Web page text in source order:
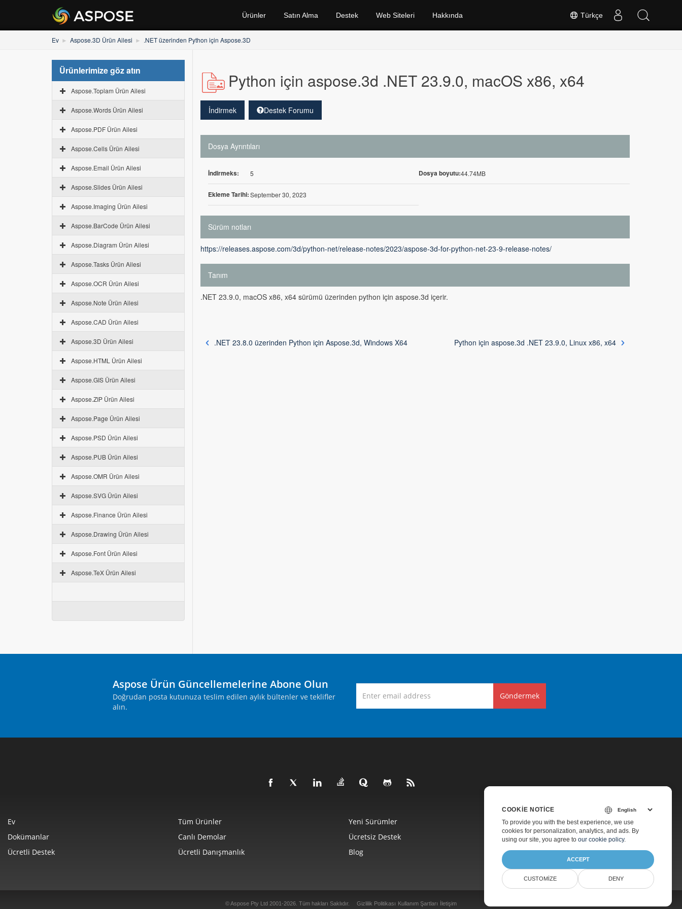
Türkçe
Ürünler Satın Alma Destek Web Siteleri Hakkında
Ev Aspose.3D Ürün Ailesi .NET üzerinden Python için Aspose.3D
Ürünlerimize göz atın
Aspose.Toplam Ürün Ailesi
Aspose.Words Ürün Ailesi
Aspose.PDF Ürün Ailesi
Aspose.Cells Ürün Ailesi
Aspose.Email Ürün Ailesi
Aspose.Slides Ürün Ailesi
Aspose.Imaging Ürün Ailesi
Aspose.BarCode Ürün Ailesi
Aspose.Diagram Ürün Ailesi
Aspose.Tasks Ürün Ailesi
Aspose.OCR Ürün Ailesi
Aspose.Note Ürün Ailesi
Aspose.CAD Ürün Ailesi
Aspose.3D Ürün Ailesi
Aspose.HTML Ürün Ailesi
Aspose.GIS Ürün Ailesi
Aspose.ZIP Ürün Ailesi
Aspose.Page Ürün Ailesi
Aspose.PSD Ürün Ailesi
Aspose.PUB Ürün Ailesi
Aspose.OMR Ürün Ailesi
Aspose.SVG Ürün Ailesi
Aspose.Finance Ürün Ailesi
Aspose.Drawing Ürün Ailesi
Aspose.Font Ürün Ailesi
Aspose.TeX Ürün Ailesi
Python için aspose.3d .NET 23.9.0, macOS x86, x64
İndirmek Destek Forumu
Dosya Ayrıntıları
İndirmeks: 5 Dosya boyutu:44.74MB
Ekleme Tarihi:September 30, 2023
Sürüm notları
https://releases.aspose.com/3d/python-net/release-notes/2023/aspose-3d-for-python-net-23-9-release-notes/
Tanım
.NET 23.9.0, macOS x86, x64 sürümü üzerinden python için aspose.3d içerir.
.NET 23.8.0 üzerinden Python için Aspose.3d, Windows X64 Python için aspose.3d .NET 23.9.0, Linux x86, x64
Aspose Ürün Güncellemelerine Abone Olun
Doğrudan posta kutunuza teslim edilen aylık bültenler ve teklifler
alın.
Göndermek
Ev Tüm Ürünler Yeni Sürümler
Fiyatlandırma
Dokümanlar
Canlı Demolar Ücretsiz Destek
Ücretsiz Danışmanlık
Ücretli Destek
Ücretli Danışmanlık Blog Hakkında
© Aspose Pty Ltd 2001-2026. Tüm hakları Saklıdır. Gizlilik Politikası Kullanım Şartları İletişim
COOKIE NOTICE
To provide you with the best experience, we use
cookies for personalization, analytics, and ads. By
using our site, you agree to our cookie policy.
ACCEPT
CUSTOMIZE DENY